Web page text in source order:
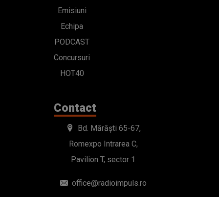
Emisiuni
Echipa
PODCAST
Concursuri
HOT40
Contact
Bd. Mărăști 65-67,
Romexpo Intrarea C,
Pavilion T, sector 1
office@radioimpuls.ro